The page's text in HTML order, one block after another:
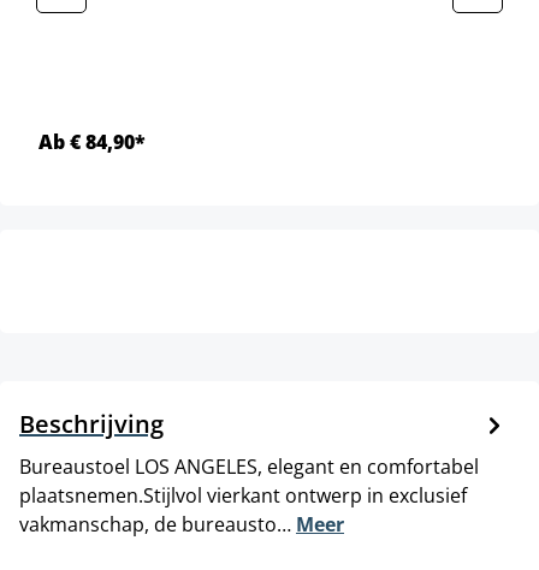
Ab € 84,90*
Beschrijving
Bureaustoel LOS ANGELES, elegant en comfortabel
plaatsnemen.Stijlvol vierkant ontwerp in exclusief
vakmanschap, de bureausto… Meer